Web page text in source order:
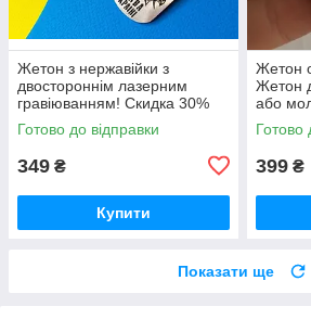
Жетон з нержавійки з
двостороннім лазерним
гравіюванням! Скидка 30%
на дублікат! Будь який текст
або малюнок! Швидко та
Готово до відправки
349 ₴
Купити
Жетон
Жетон
або
сталь
Готово
399 ₴
Показати ще